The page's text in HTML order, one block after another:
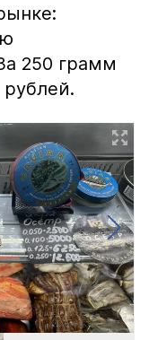
250 грамм
рублей.